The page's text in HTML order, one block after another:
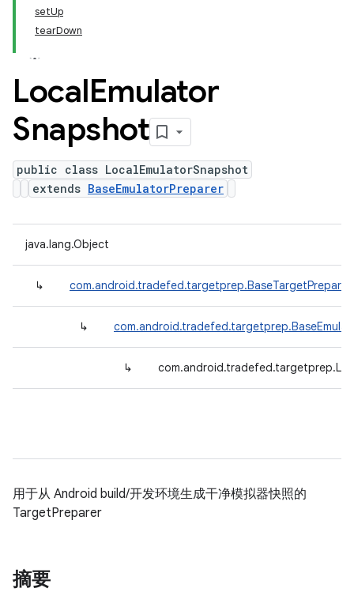
setUp
tearDown
LocalEmulator
Snapshot
public class LocalEmulatorSnapshot
extends BaseEmulatorPreparer
java.lang.Object
↳ com.android.tradefed.targetprep.BaseTargetPreparer
↳
↳
用于从 Android build/开发环境生成干净模拟器快照的
TargetPreparer
摘要